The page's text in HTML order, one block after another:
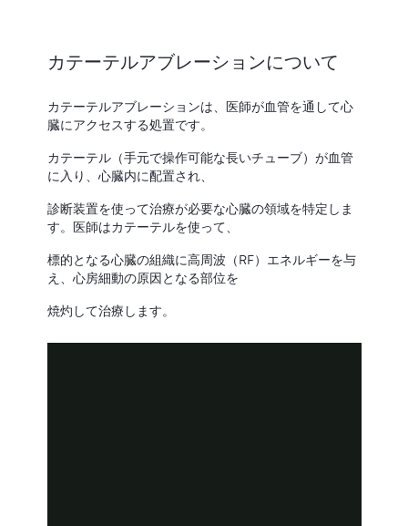
カテーテルアブレーションについて
カテーテルアブレーションは、医師が血管を通して心
臓にアクセスする処置です。
カテーテル（手元で操作可能な長いチューブ）が血管
に入り、心臓内に配置され、
診断装置を使って治療が必要な心臓の領域を特定しま
す。医師はカテーテルを使って、
標的となる心臓の組織に高周波（RF）エネルギーを与
え、心房細動の原因となる部位を
焼灼して治療します。